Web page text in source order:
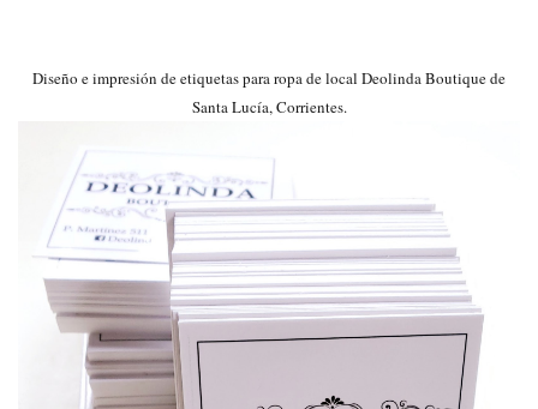
Diseño e impresión de etiquetas para ropa de local Deolinda Boutique de
Santa Lucía, Corrientes.